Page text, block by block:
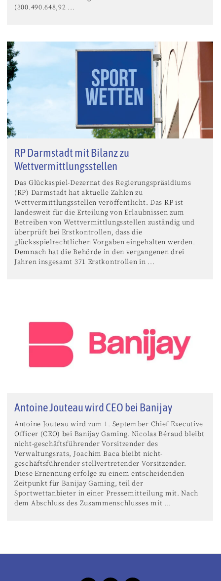
(300.490.648,92 ...
RP Darmstadt mit Bilanz zu
Wettvermittlungsstellen
Das Glücksspiel-Dezernat des Regierungspräsidiums
(RP) Darmstadt hat aktuelle Zahlen zu
Wettvermittlungsstellen veröffentlicht. Das RP ist
landesweit für die Erteilung von Erlaubnissen zum
Betreiben von Wettvermittlungsstellen zuständig und
überprüft bei Erstkontrollen, dass die
glücksspielrechtlichen Vorgaben eingehalten werden.
Demnach hat die Behörde in den vergangenen drei
Jahren insgesamt 371 Erstkontrollen in ...
Antoine Jouteau wird CEO bei Banijay
Antoine Jouteau wird zum 1. September Chief Executive
Officer (CEO) bei Banijay Gaming. Nicolas Béraud bleibt
nicht-geschäftsführender Vorsitzender des
Verwaltungsrats, Joachim Baca bleibt nicht-
geschäftsführender stellvertretender Vorsitzender.
Diese Ernennung erfolge zu einem entscheidenden
Zeitpunkt für Banijay Gaming, teil der
Sportwettanbieter in einer Pressemitteilung mit. Nach
dem Abschluss des Zusammenschlusses mit ...